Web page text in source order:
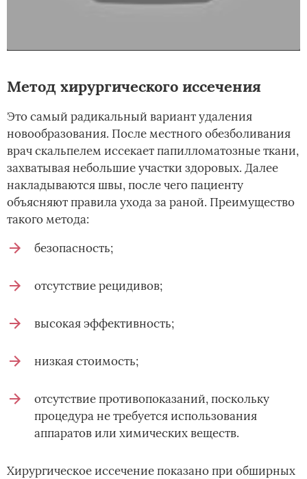
Метод хирургического иссечения
Это самый радикальный вариант удаления
новообразования. После местного обезболивания
врач скальпелем иссекает папилломатозные ткани,
захватывая небольшие участки здоровых. Далее
накладываются швы, после чего пациенту
объясняют правила ухода за раной. Преимущество
такого метода:
безопасность;
отсутствие рецидивов;
высокая эффективность;
низкая стоимость;
отсутствие противопоказаний, поскольку
процедура не требуется использования
аппаратов или химических веществ.
Хирургическое иссечение показано при обширных